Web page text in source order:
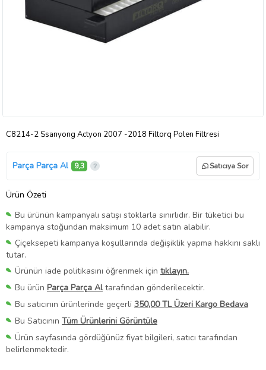
C8214-2 Ssanyong Actyon 2007 -2018 Filtorq Polen Filtresi
Parça Parça Al 9,3 Satıcıya Sor
Ürün Özeti
Bu ürünün kampanyalı satışı stoklarla sınırlıdır. Bir tüketici bu
kampanya stoğundan maksimum 10 adet satın alabilir.
Çiçeksepeti kampanya koşullarında değişiklik yapma hakkını saklı
tutar.
Ürünün iade politikasını öğrenmek için tıklayın.
Bu ürün Parça Parça Altarafından gönderilecektir.
Bu satıcının ürünlerinde geçerli 350,00 TL Üzeri Kargo Bedava
Bu Satıcının Tüm Ürünlerini Görüntüle
Ürün sayfasında gördüğünüz fiyat bilgileri, satıcı tarafından
belirlenmektedir.